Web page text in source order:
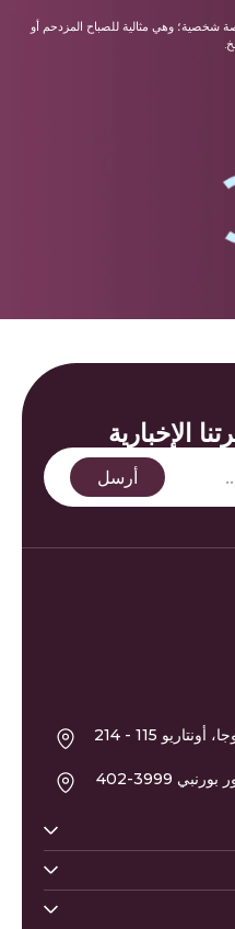
وتأتي مع قصة شخصية؛ وهي مثالية للصباح المزدحم أو
الإخبارية
214 - 115 شارع ماثيسون دبليو ميسيسوجا، أونتاريو L5R
402-3999 هينينغ دكتور بورنبي BC V5C 6P9 (العنوان
بيوت نسا
خط مساعدة نيسا
نيسا للتعليم